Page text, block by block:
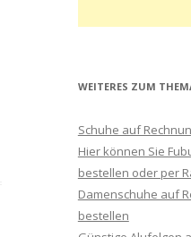
WEITERES ZUM
Schuhe auf
Hier können Sie
bestellen oder per
Damenschuhe auf
bestellen